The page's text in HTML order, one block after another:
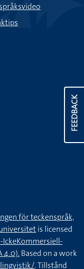
FEEDBACK
för teckenspråk,
is licensed
IckeKommersiell-
4.0).Based on a work
. Tillstånd